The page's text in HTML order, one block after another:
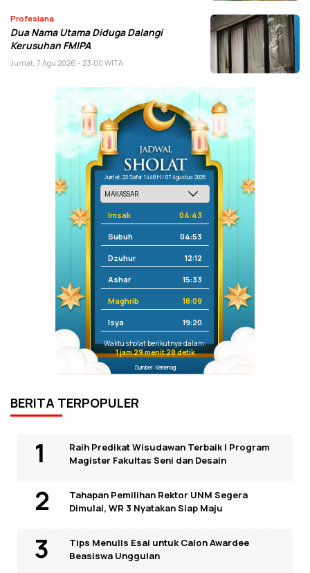
Profesiana
Dua Nama Utama Diduga Dalangi
Kerusuhan FMIPA
Jumat, 7 Agu 2026 - 23:00 WITA
Jum'at, 22 Safar 1448 H / 07 Agustus 2026
Imsak 04:43
Subuh 04:53
Dzuhur 12:12
Ashar 15:33
Maghrib 18:09
Isya 19:20
Waktu sholat berikutnya dalam:
1 jam 29 menit 28 detik
Sumber: Kemenag
BERITA TERPOPULER
Raih Predikat Wisudawan Terbaik I Program
Magister Fakultas Seni dan Desain
Tahapan Pemilihan Rektor UNM Segera
Dimulai, WR 3 Nyatakan Siap Maju
Tips Menulis Esai untuk Calon Awardee
Beasiswa Unggulan